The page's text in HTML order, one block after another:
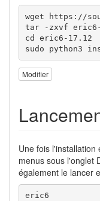
wget https://
tar -zxvf
cd eric6-17.12
sudo python3
Modifier
Une fois
menus sous l'onglet
également le lancer
eric6